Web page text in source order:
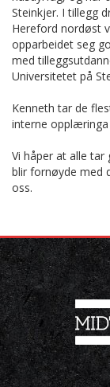
Steinkjer. I tillegg
Hereford nordøst
opparbeidet seg
med
Universitetet på
Kenneth tar de
interne
Vi håper at alle
blir fornøyde med
oss.